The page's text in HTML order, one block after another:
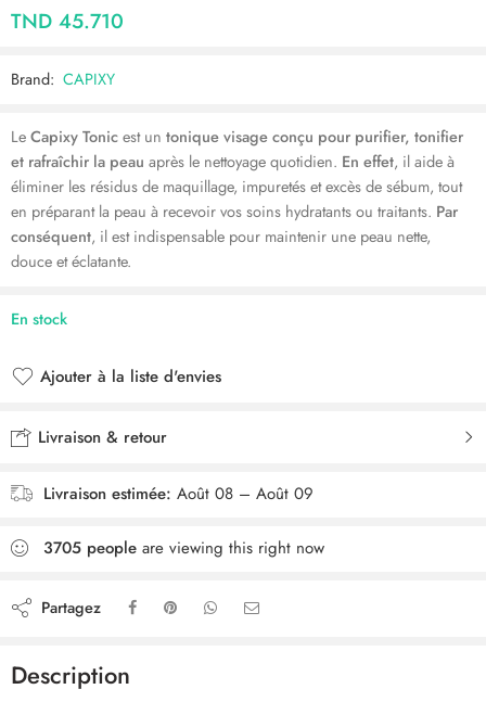
TND 45.710
Brand: CAPIXY
LeCapixy Tonicest un tonique visage conçu pour purifier, tonifier
et rafraîchir la peau après le nettoyage quotidien. En effet, il aide à
éliminer les résidus de maquillage, impuretés et excès de sébum, tout
en préparant la peau à recevoir vos soins hydratants ou traitants. Par
conséquent, il est indispensable pour maintenir une peau nette,
douce et éclatante.
En stock
Ajouter à la liste d'envies
Livraison & retour
Livraison estimée: Août 08 – Août 09
3705 people are viewing this right now
Partagez
Description